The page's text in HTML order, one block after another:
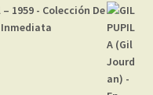
1959 - Colección De
Inmediata